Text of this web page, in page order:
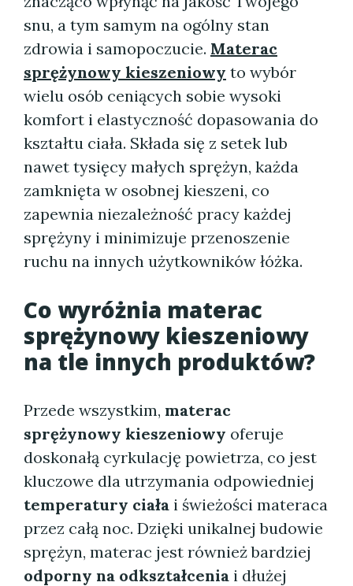
snu, a tym samym na ogólny stan
zdrowia i samopoczucie. Materac
sprężynowy kieszeniowy to wybór
wielu osób ceniących sobie wysoki
komfort i elastyczność dopasowania do
kształtu ciała. Składa się z setek lub
nawet tysięcy małych sprężyn, każda
zamknięta w osobnej kieszeni, co
zapewnia niezależność pracy każdej
sprężyny i minimizuje przenoszenie
ruchu na innych użytkowników łóżka.
Co wyróżnia materac
sprężynowy kieszeniowy
na tle innych produktów?
Przede wszystkim, materac
sprężynowy kieszeniowy oferuje
doskonałą cyrkulację powietrza, co jest
kluczowe dla utrzymania odpowiedniej
temperatury ciała i świeżości materaca
przez całą noc. Dzięki unikalnej budowie
sprężyn, materac jest również bardziej
odporny na odkształcenia i dłużej